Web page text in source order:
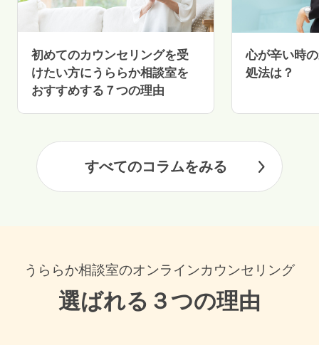
初めてのカウンセリングを受
けたい方にうららか相談室を
おすすめする７つの理由
心が辛い時
処法は？
すべてのコラムをみる
うららか相談室のオンラインカウンセリング
選ばれる３つの理由